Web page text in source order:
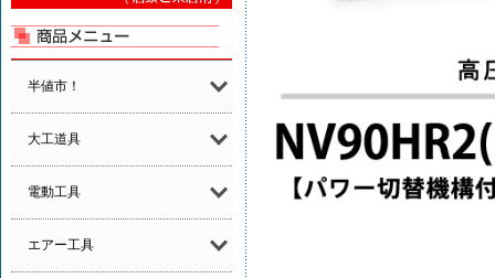
半値市！
大工道具
電動工具
エアー工具